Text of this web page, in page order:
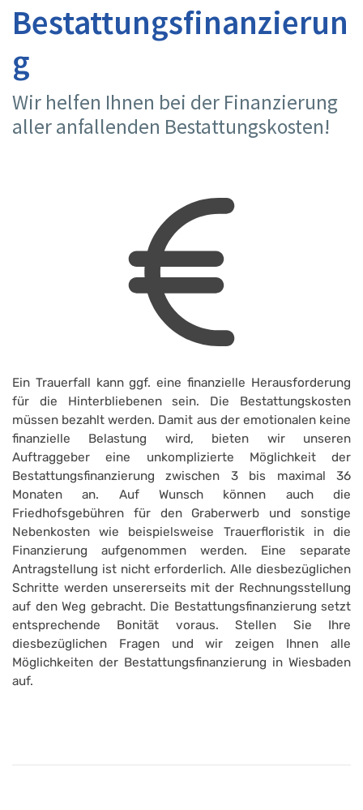
Bestattungsfinanzierun
g
Wir helfen Ihnen bei der Finanzierung
aller anfallenden Bestattungskosten!
Ein Trauerfall kann ggf. eine finanzielle Herausforderung
für die Hinterbliebenen sein. Die Bestattungskosten
müssen bezahlt werden. Damit aus der emotionalen keine
finanzielle Belastung wird, bieten wir unseren
Auftraggeber eine unkomplizierte Möglichkeit der
Bestattungsfinanzierung zwischen 3 bis maximal 36
Monaten an. Auf Wunsch können auch die
Friedhofsgebühren für den Graberwerb und sonstige
Nebenkosten wie beispielsweise Trauerfloristik in die
Finanzierung aufgenommen werden. Eine separate
Antragstellung ist nicht erforderlich. Alle diesbezüglichen
Schritte werden unsererseits mit der Rechnungsstellung
auf den Weg gebracht. Die Bestattungsfinanzierung setzt
entsprechende Bonität voraus. Stellen Sie Ihre
diesbezüglichen Fragen und wir zeigen Ihnen alle
Möglichkeiten der Bestattungsfinanzierung in Wiesbaden
auf.